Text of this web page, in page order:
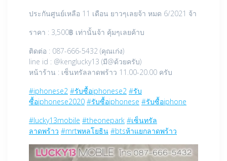
ประกันศูนย์เหลือ 11 เดือน ยาวๆเลยจ้า หมด 6/2021 จ้า
ราคา : 3,500฿ เท่านั้นจ้า คุ้มๆเลยค้าบ
ติดต่อ : 087-666-5432 (คุณเก่ง)
line id : @kenglucky13 (มี@ด้วยครับ)
หน้าร้าน : เซ็นทรัลลาดพร้าว 11.00-20.00 ครับ
#iphonese2 #รับซื้อiphonese2 #รับ
ซื้อiphonese2020 #รับซื้อiphonese #รับซื้อiphone
#lucky13mobile #theonepark #เซ็นทรัล
ลาดพร้าว #mrtพหลโยธิน #btsห้าแยกลาดพร้าว